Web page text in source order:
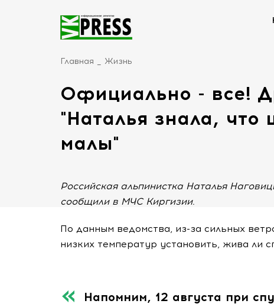
Главная Жизнь
Официально - все!
"Наталья знала,
малы"
Российская альпинистка Наталья
сообщили в МЧС Киргизии.
По данным ведомства, из-за сильных
низких температур установить, жива ли
Напомним, 12 августа при